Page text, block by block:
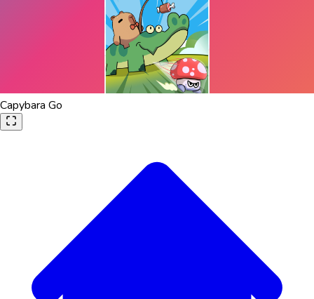
Capybara Go